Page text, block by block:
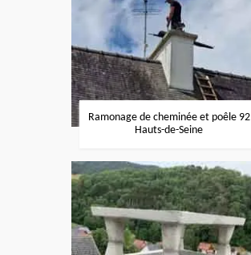
Ramonage de cheminée et poêle 92
Hauts-de-Seine